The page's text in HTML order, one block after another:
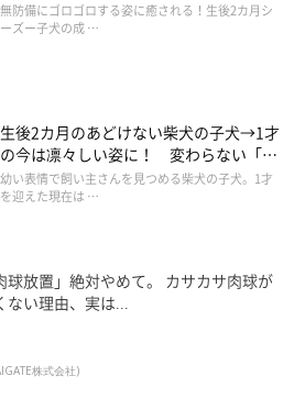
こんな表情もするそうですよ。
添う優しいコに成長した姿にほっこり
無防備にゴロゴロする姿に癒される！生後2カ月シ
ーズー子犬の成 …
生後2カ月のあどけない柴犬の子犬→1才
の今は凛々しい姿に！ 変わらない「く
りくりおめめ」にもほっこり
幼い表情で飼い主さんを見つめる柴犬の子犬。1才
を迎えた現在は …
球放置」絶対やめて。 カサカサ肉球が
ない理由、実は...
株式会社)